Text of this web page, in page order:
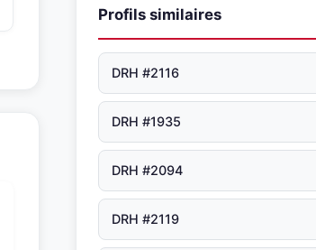
Profils similaires
DRH #2116
DRH #1935
DRH #2094
DRH #2119